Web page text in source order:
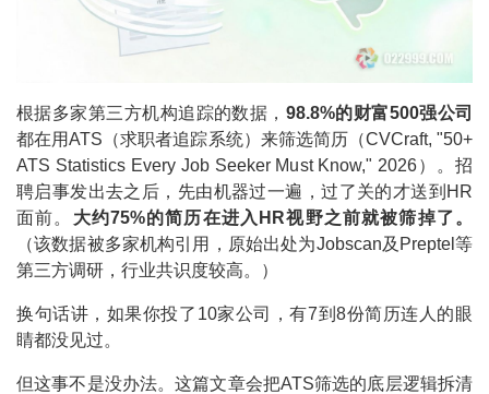
根据多家第三方机构追踪的数据， 98.8%的财富500强公司
都在用ATS（求职者追踪系统）来筛选简历（CVCraft, "50+
ATS Statistics Every Job Seeker Must Know," 2026）。招
聘启事发出去之后，先由机器过一遍，过了关的才送到HR
面前。 大约75%的简历在进入HR视野之前就被筛掉了。
（该数据被多家机构引用，原始出处为Jobscan及Preptel等
第三方调研，行业共识度较高。）
换句话讲，如果你投了10家公司，有7到8份简历连人的眼
睛都没见过。
但这事不是没办法。这篇文章会把ATS筛选的底层逻辑拆清